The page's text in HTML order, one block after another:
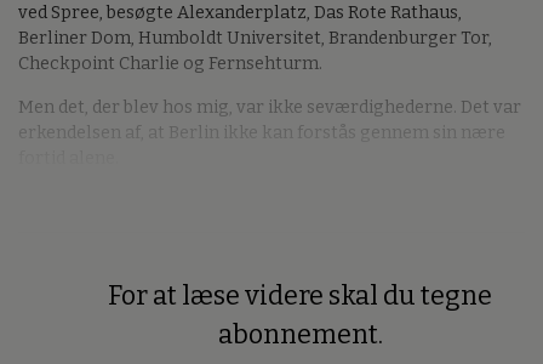
ved Spree, besøgte Alexanderplatz, Das Rote Rathaus,
Berliner Dom, Humboldt Universitet, Brandenburger Tor,
Checkpoint Charlie og Fernsehturm.
Men det, der blev hos mig, var ikke seværdighederne. Det var
erkendelsen af, at Berlin ikke kan forstås gennem sin nære
For at læse videre skal du tegne
abonnement.